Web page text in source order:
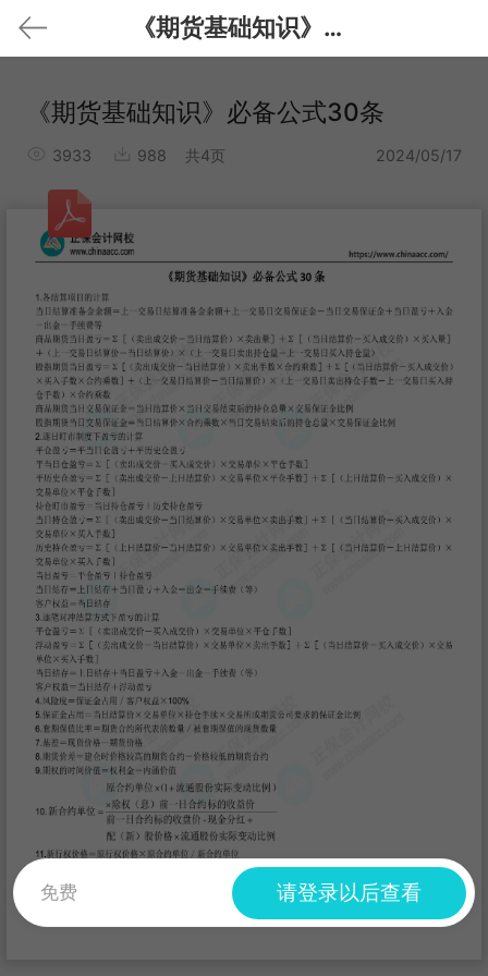
《期货基础知识》必备公式30条
《期货基础知识》必备公式30条
3933 988 共4页 2024/05/17
免费 请登录以后查看